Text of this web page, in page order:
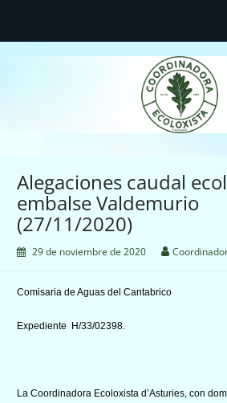
Coordinadora
d'Asturies
Alegaciones caudal
embalse Valdemurio
(27/11/2020)
29 de noviembre de 2020
Comisaria de Aguas del Cantabrico
Expediente H/33/02398.
La Coordinadora Ecoloxista d’Asturies, con